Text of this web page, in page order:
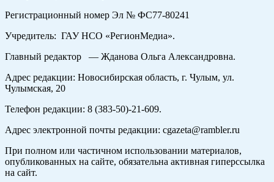
Регистрационный номер Эл № ФС77-80241
Учредитель: ГАУ НСО «РегионМедиа».
Главный редактор — Жданова Ольга Александровна.
Адрес редакции: Новосибирская область, г. Чулым, ул.
Чулымская, 20
Телефон редакции: 8 (383-50)-21-609.
Адрес электронной почты редакции: cgazeta@rambler.ru
При полном или частичном использовании материалов,
опубликованных на сайте, обязательна активная гиперссылка
на сайт.